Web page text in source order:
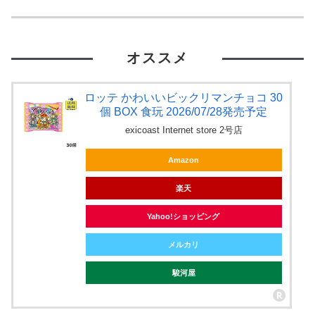
オススメ
ロッテ かわいいビックリマンチョコ 30
個 BOX 食玩 2026/07/28発売予定
exicoast Internet store 2号店
Amazon
楽天
Yahoo!ショッピング
メルカリ
駿河屋